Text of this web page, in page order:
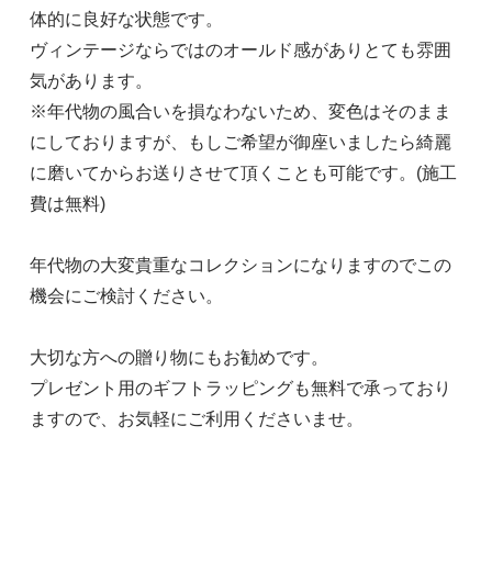
体的に良好な状態です。
ヴィンテージならではのオールド感がありとても雰囲
気があります。
※年代物の風合いを損なわないため、変色はそのまま
にしておりますが、もしご希望が御座いましたら綺麗
に磨いてからお送りさせて頂くことも可能です。(施工
費は無料)
年代物の大変貴重なコレクションになりますのでこの
機会にご検討ください。
大切な方への贈り物にもお勧めです。
プレゼント用のギフトラッピングも無料で承っており
ますので、お気軽にご利用くださいませ。